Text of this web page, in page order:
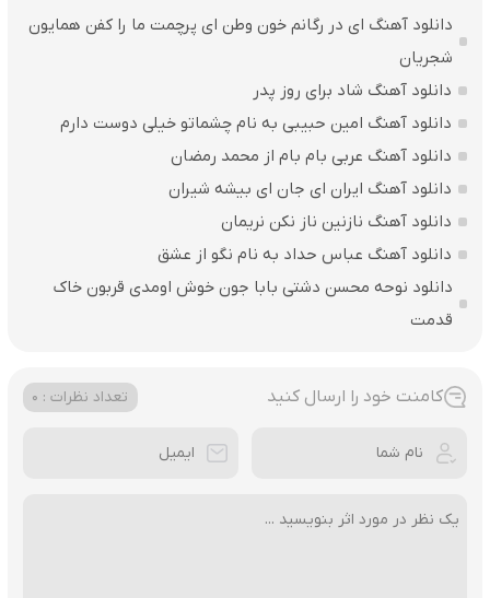
دانلود آهنگ ای در رگانم خون وطن ای پرچمت ما را کفن همایون
شجریان
دانلود آهنگ شاد برای روز پدر
دانلود آهنگ امین حبیبی به نام چشماتو خیلی دوست دارم
دانلود آهنگ عربی بام بام از محمد رمضان
دانلود آهنگ ایران ای جان ای بیشه شیران
دانلود آهنگ نازنین ناز نکن نریمان
دانلود آهنگ عباس حداد به نام نگو از عشق
دانلود نوحه محسن دشتی بابا جون خوش اومدی قربون خاک
قدمت
کامنت خود را ارسال کنید تعداد نظرات : 0